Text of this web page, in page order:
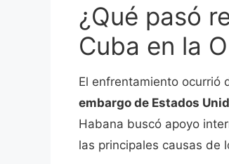
¿Qué pasó
Cuba en la
El enfrentamiento ocurrió
embargo de Estados
Habana buscó apoyo
las principales causas de